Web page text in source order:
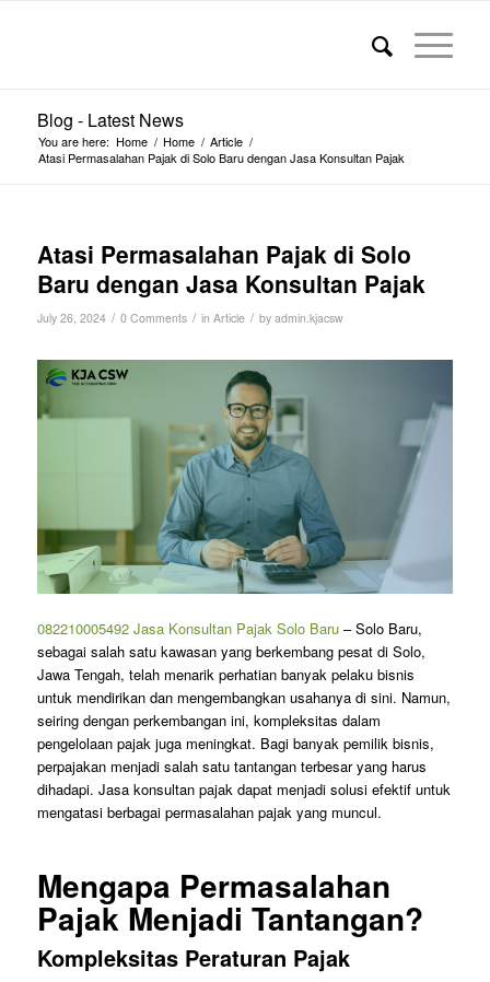
Blog - Latest News
You are here: Home / Home / Article /
Atasi Permasalahan Pajak di Solo Baru dengan Jasa Konsultan Pajak
Atasi Permasalahan Pajak di Solo
Baru dengan Jasa Konsultan Pajak
July 26, 2024 / 0 Comments / in Article / by admin.kjacsw
082210005492 Jasa Konsultan Pajak Solo Baru– Solo Baru,
sebagai salah satu kawasan yang berkembang pesat di Solo,
Jawa Tengah, telah menarik perhatian banyak pelaku bisnis
untuk mendirikan dan mengembangkan usahanya di sini. Namun,
seiring dengan perkembangan ini, kompleksitas dalam
pengelolaan pajak juga meningkat. Bagi banyak pemilik bisnis,
perpajakan menjadi salah satu tantangan terbesar yang harus
dihadapi. Jasa konsultan pajak dapat menjadi solusi efektif untuk
mengatasi berbagai permasalahan pajak yang muncul.
Mengapa Permasalahan
Pajak Menjadi Tantangan?
Kompleksitas Peraturan Pajak